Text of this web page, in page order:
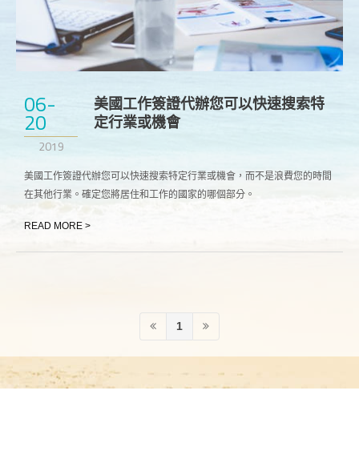
06-
20
2019
美國工作簽證代辦您可以快速搜索特
定行業或機會
美國工作簽證代辦您可以快速搜索特定行業或機會，而不是浪費您的時間
在其他行業。確定您將居住和工作的國家的哪個部分。
READ MORE >
1